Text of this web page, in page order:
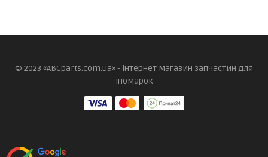
© 2023 «ABCparts.com.ua» - інтернет магазин запчастин для
іномарок